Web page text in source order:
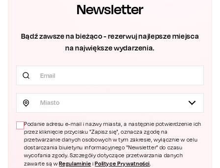
Newsletter
Bądź zawsze na bieżąco - rezerwuj najlepsze miejsca
na największe wydarzenia.
Miasto
Podanie adresu e-mail i nazwy miasta, a następnie potwierdzenie ich
przez kliknięcie przycisku "Zapisz się", oznacza zgodę na
przetwarzanie danych osobowych w tym zakresie, wyłącznie w celu
dostarczania biuletynu informacyjnego "Newsletter" do czasu
wycofania zgody. Szczegóły dotyczące przetwarzania danych
zawarte są wRegulaminie i Polityce Prywatności.